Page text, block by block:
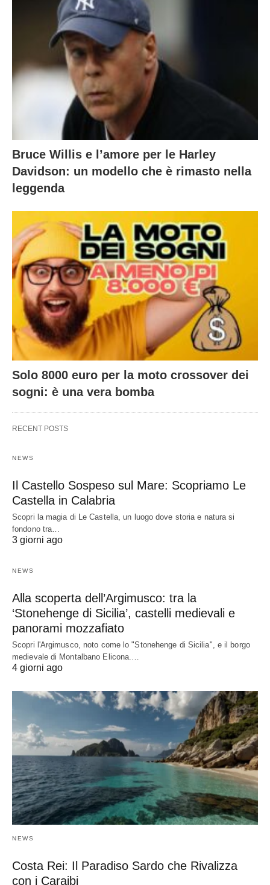
Bruce Willis e l’amore per le Harley
Davidson: un modello che è rimasto nella
leggenda
Solo 8000 euro per la moto crossover dei
sogni: è una vera bomba
RECENT POSTS
NEWS
Il Castello Sospeso sul Mare: Scopriamo Le
Castella in Calabria
Scopri la magia di Le Castella, un luogo dove storia e natura si
fondono tra…
3 giorni ago
NEWS
Alla scoperta dell’Argimusco: tra la
‘Stonehenge di Sicilia’, castelli medievali e
panorami mozzafiato
Scopri l'Argimusco, noto come lo "Stonehenge di Sicilia", e il borgo
medievale di Montalbano Elicona.…
4 giorni ago
NEWS
Costa Rei: Il Paradiso Sardo che Rivalizza
con i Caraibi